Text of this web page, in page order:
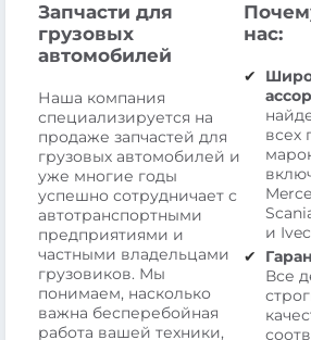
Запчасти для
грузовых
автомобилей
Наша компания
специализируется на
продаже запчастей для
грузовых автомобилей и
уже многие годы
успешно сотрудничает с
автотранспортными
предприятиями и
частными владельцами
грузовиков. Мы
понимаем, насколько
важна бесперебойная
работа вашей техники,
нас:
всех
и
Все